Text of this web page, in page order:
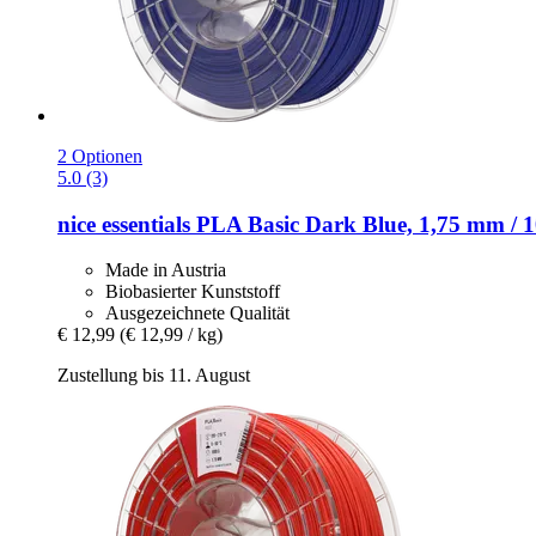
2 Optionen
5.0 (3)
nice essentials PLA Basic Dark Blue, 1,75 mm /
Made in Austria
Biobasierter Kunststoff
Ausgezeichnete Qualität
€ 12,99 (€ 12,99 / kg)
Zustellung bis 11. August